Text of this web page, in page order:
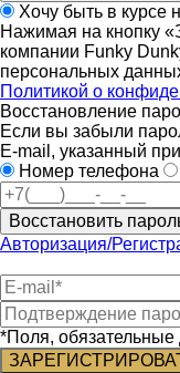
Хочу быть в курсе
Нажимая на кнопку
компании Funky
персональных
Политикой о
Восстановление
Если вы забыли
E-mail, указанный
Номер телефона
Восстановить
Авторизация/
*Поля, обязательные